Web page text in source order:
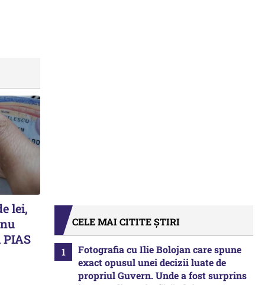
lei,
PIAS
CELE MAI CITITE ȘTIRI
Fotografia cu Ilie Bolojan care spune
exact opusul unei decizii luate de
propriul Guvern. Unde a fost surprins